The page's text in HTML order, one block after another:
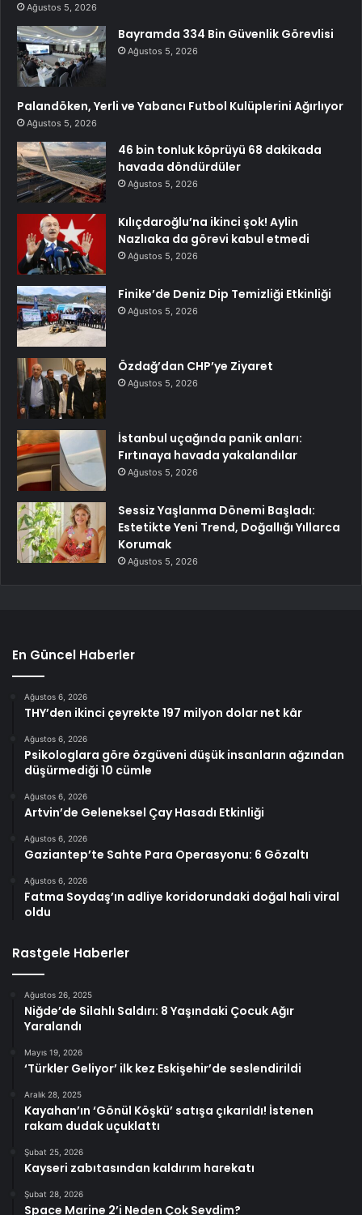
Ağustos 5, 2026
Bayramda 334 Bin Güvenlik Görevlisi
Ağustos 5, 2026
Palandöken, Yerli ve Yabancı Futbol Kulüplerini Ağırlıyor
Ağustos 5, 2026
46 bin tonluk köprüyü 68 dakikada
havada döndürdüler
Ağustos 5, 2026
Kılıçdaroğlu’na ikinci şok! Aylin
Nazlıaka da görevi kabul etmedi
Ağustos 5, 2026
Finike’de Deniz Dip Temizliği Etkinliği
Ağustos 5, 2026
Özdağ’dan CHP’ye Ziyaret
Ağustos 5, 2026
İstanbul uçağında panik anları:
Fırtınaya havada yakalandılar
Ağustos 5, 2026
Sessiz Yaşlanma Dönemi Başladı:
Estetikte Yeni Trend, Doğallığı Yıllarca
Korumak
Ağustos 5, 2026
En Güncel Haberler
Ağustos 6, 2026
THY’den ikinci çeyrekte 197 milyon dolar net kâr
Ağustos 6, 2026
Psikologlara göre özgüveni düşük insanların ağzından
düşürmediği 10 cümle
Ağustos 6, 2026
Artvin’de Geleneksel Çay Hasadı Etkinliği
Ağustos 6, 2026
Gaziantep’te Sahte Para Operasyonu: 6 Gözaltı
Ağustos 6, 2026
Fatma Soydaş’ın adliye koridorundaki doğal hali viral
oldu
Rastgele Haberler
Ağustos 26, 2025
Niğde’de Silahlı Saldırı: 8 Yaşındaki Çocuk Ağır
Yaralandı
Mayıs 19, 2026
‘Türkler Geliyor’ ilk kez Eskişehir’de seslendirildi
Aralık 28, 2025
Kayahan’ın ‘Gönül Köşkü’ satışa çıkarıldı! İstenen
rakam dudak uçuklattı
Şubat 25, 2026
Kayseri zabıtasından kaldırım harekatı
Şubat 28, 2026
Space Marine 2’i Neden Çok Sevdim?